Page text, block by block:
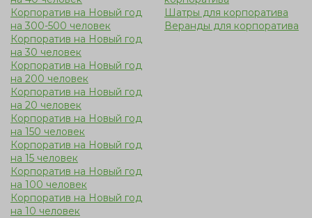
Корпоратив на Новый год
на 300-500 человек
Корпоратив на Новый год
на 30 человек
Корпоратив на Новый год
на 200 человек
Корпоратив на Новый год
на 20 человек
Корпоратив на Новый год
на 150 человек
Корпоратив на Новый год
на 15 человек
Корпоратив на Новый год
на 100 человек
Корпоратив на Новый год
на 10 человек
Шатры для корпоратива
Веранды для корпоратива